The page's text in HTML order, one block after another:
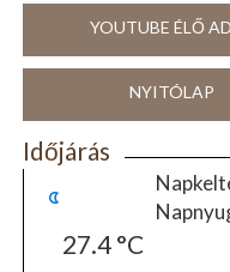
YOUTUBE ÉLŐ
NYITÓLAP
Időjárás
27.4 °C